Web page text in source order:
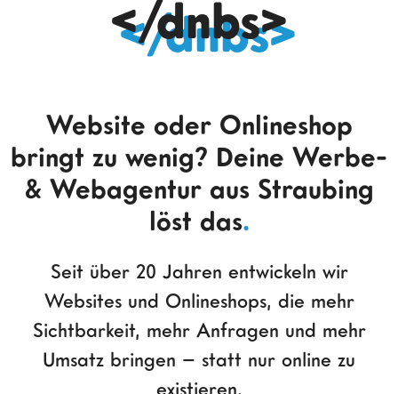
</dnbs>
Website oder Onlineshop
bringt zu wenig? Deine Werbe-
& Webagentur aus Straubing
löst das.
Seit über 20 Jahren entwickeln wir
Websites und Onlineshops, die mehr
Sichtbarkeit, mehr Anfragen und mehr
Umsatz bringen – statt nur online zu
existieren.